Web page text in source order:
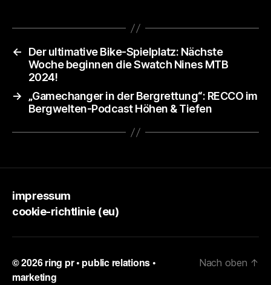
←
Der ultimative Bike-Spielplatz: Nächste
Woche beginnen die Swatch Nines MTB
2024!
→
„Gamechanger in der Bergrettung“: RECCO im
Bergwelten-Podcast Höhen & Tiefen
impressum
cookie-richtlinie (eu)
© 2026ring pr • public relations •
marketing
Nach oben ↑